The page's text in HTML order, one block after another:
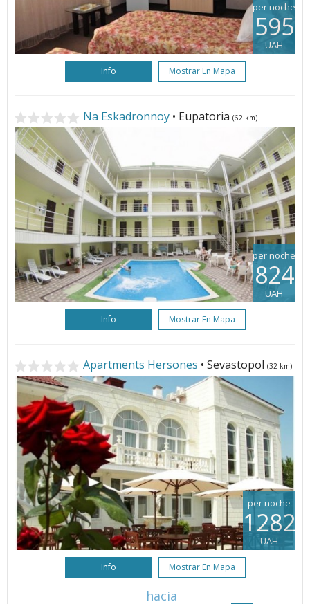
per noche
595
UAH
Info Mostrar En Mapa
Na Eskadronnoy • Eupatoria (62 km)
per noche
824
UAH
Info Mostrar En Mapa
Apartments Hersones • Sevastopol (32 km)
per noche
1282
UAH
Info Mostrar En Mapa
hacia